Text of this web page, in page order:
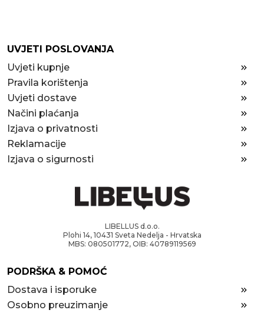
UVJETI POSLOVANJA
Uvjeti kupnje
Pravila korištenja
Uvjeti dostave
Načini plaćanja
Izjava o privatnosti
Reklamacije
Izjava o sigurnosti
LIBELLUS d.o.o.
Plohi 14, 10431 Sveta Nedelja - Hrvatska
MBS: 080501772, OIB: 40789119569
PODRŠKA & POMOĆ
Dostava i isporuke
Osobno preuzimanje